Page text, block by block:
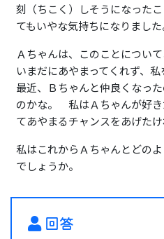
刻（ちこく）しそうになった
てもいやな気持ちになりました
Ａちゃんは、このことについ
いまだにあやまってくれず、
最近、Ｂちゃんと仲良くなっ
のかな。 私はＡちゃんが好
てあやまるチャンスをあげたけ
私はこれからＡちゃんとどの
でしょうか。
回答